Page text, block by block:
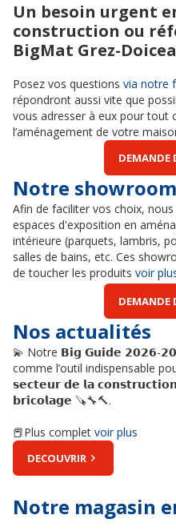
Un besoin urgent
construction ou
BigMat Grez-
Posez vos questions via notre
répondront aussi vite que
vous adresser à eux pour tout
l’aménagement de votre
DEMANDE
Notre showroom
Afin de faciliter vos choix,
espaces d'exposition en
intérieure (parquets, lambris,
salles de bains, etc. Ces
de toucher les produits voir
DEMANDE
Nos actualités
💫 Notre 𝗕𝗶𝗴 𝗚𝘂𝗶𝗱𝗲 𝟮𝟬𝟮𝟲-
comme l’outil indispensable
𝘀𝗲𝗰𝘁𝗲𝘂𝗿 𝗱𝗲 𝗹𝗮
𝗯𝗿𝗶𝗰𝗼𝗹𝗮𝗴𝗲 🪚🔧🔨.
📕Plus complet voir plus
DECOUVRIR
Notre magasin